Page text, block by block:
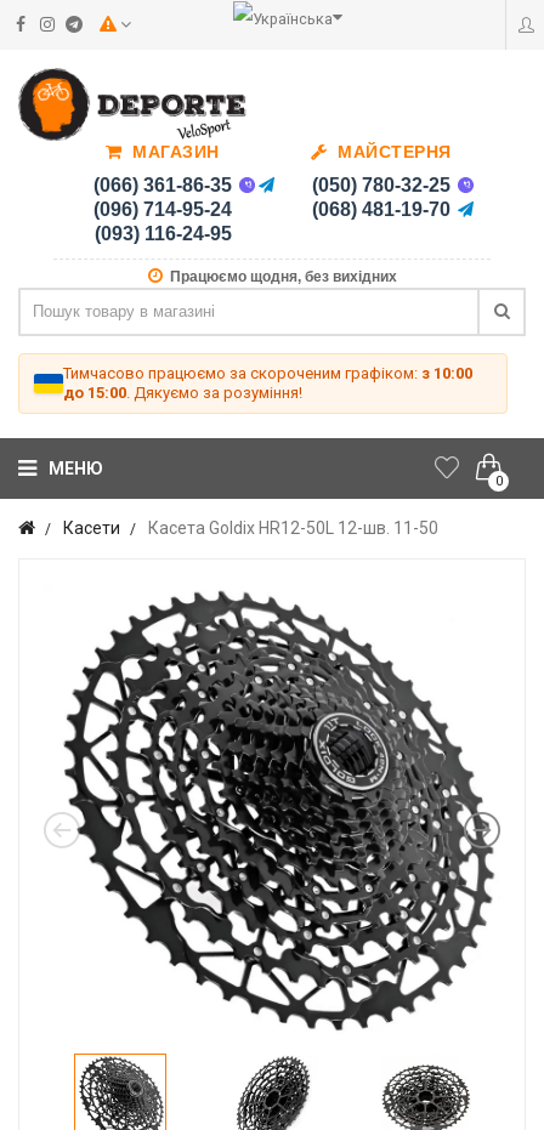
МАГАЗИН
(066) 361-86-35
(096) 714-95-24
(093) 116-24-95
МАЙСТЕРНЯ
(050) 780-32-25
(068) 481-19-70
Працюємо щодня, без вихідних
Тимчасово працюємо за скороченим графіком: з 10:00
до 15:00 . Дякуємо за розуміння!
0
МЕНЮ
Касети Касета Goldix HR12-50L 12-шв. 11-50